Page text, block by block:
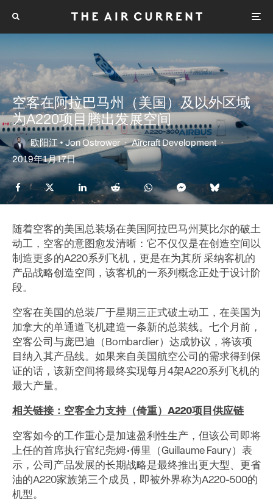
空客在阿拉巴马州（美国）及以外区域
为A220项目腾出发展空间
欧阳江 • Jon Ostrower · Aircraft Development ·
2019年1月17日
随着空客的美国总装场在美国阿拉巴马州莫比尔的破土
动工，空客的意图愈发清晰：它不仅仅是在创造空间以
制造更多的A220系列飞机，更是在为其所 采纳客机的
产品战略创造空间，该客机的一系列概念正处于设计阶
段。
空客在美国的总装厂于星期三正式破土动工，在美国为
加拿大的单通道飞机建造一条新的总装线。七个月前，
空客公司与庞巴迪（Bombardier）达成协议，将该项
目纳入其产品线。如果来自美国航空公司的需求得到保
证的话，该新空间将最终实现每月4架A220系列飞机的
最大产量。
相关链接：空客全力支持（倚重） A220项目供应链
空客如今的工作重心是加速盈利性生产，但该公司即将
上任的首席执行官纪尧姆•傅里（Guillaume Faury）表
示，公司产品发展的长期战略是最终推出更大型、更省
油的A220家族第三个成员，即被外界称为A220-500的
机型。